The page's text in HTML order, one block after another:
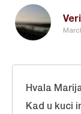
Hvala
Kad u kuci